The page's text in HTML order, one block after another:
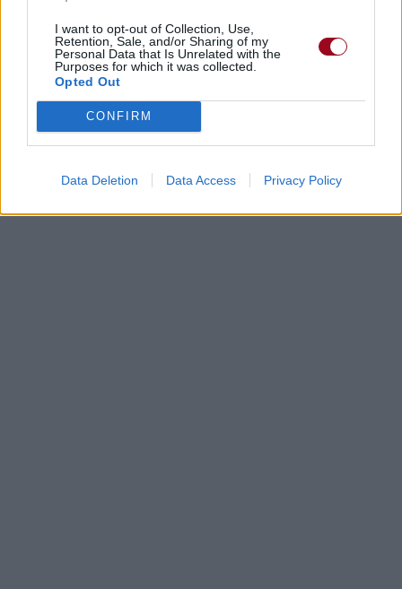
I want to opt-out of Collection, Use,
Retention, Sale, and/or Sharing of my
Personal Data that Is Unrelated with the
Purposes for which it was collected.
Opted Out
CONFIRM
Data Deletion Data Access Privacy Policy